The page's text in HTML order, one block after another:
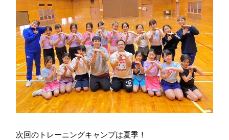
次回のトレーニングキャンプは夏季！